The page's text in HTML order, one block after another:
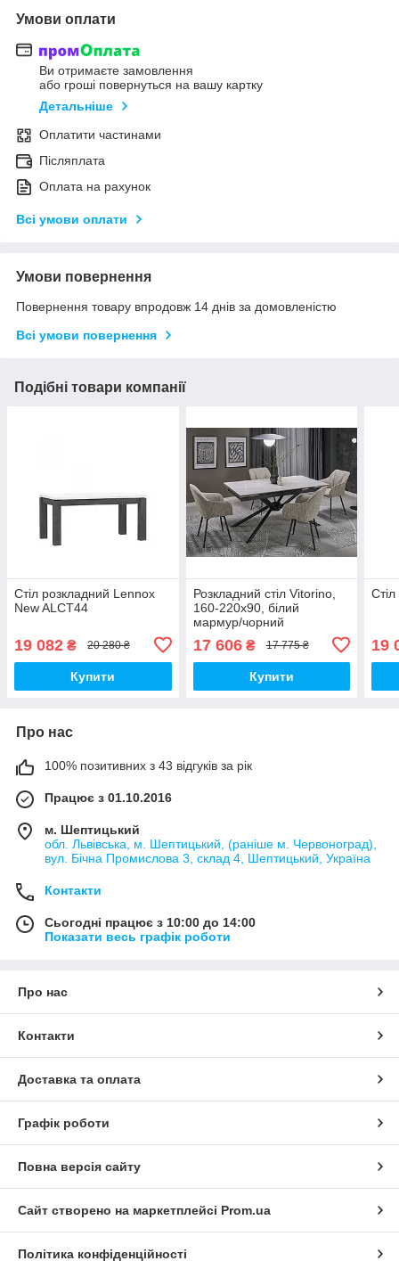
Умови оплати
Ви отримаєте замовлення
або гроші повернуться на вашу картку
Детальніше
Оплатити частинами
Післяплата
Оплата на рахунок
Всі умови оплати
Умови повернення
Повернення товару впродовж 14 днів за домовленістю
Всі умови повернення
Подібні товари компанії
Стіл розкладний Lennox
New ALCT44
19 082 ₴ 20 280 ₴
Купити
Розкладний стіл Vitorino,
160-220х90, білий
мармур/чорний
17 606₴ 17 775 ₴
Купити
19
Про нас
100% позитивних з 43 відгуків за рік
Працює з 01.10.2016
м. Шептицький
обл. Львівська, м. Шептицький, (раніше м. Червоноград),
вул. Бічна Промислова 3, склад 4, Шептицький, Україна
Контакти
Сьогодні працює з 10:00 до 14:00
Показати весь графік роботи
Про нас
Контакти
Доставка та оплата
Графік роботи
Повна версія сайту
Сайт створено на маркетплейсі Prom.ua
Політика конфіденційності